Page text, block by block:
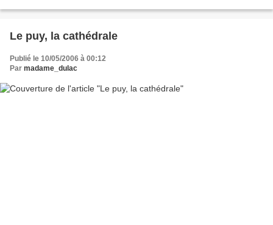
Le puy, la cathédrale
Publié le 10/05/2006 à 00:12
Par madame_dulac